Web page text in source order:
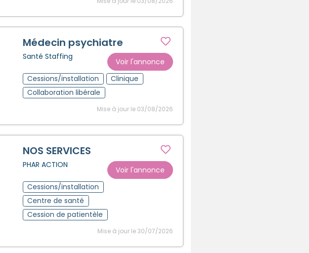
Médecin psychiatre
Santé Staffing
Voir l'annonce
Cessions/installation
Clinique
Collaboration libérale
Mise à jour le 03/08/2026
NOS SERVICES
PHAR ACTION
Voir l'annonce
Cessions/installation
Centre de santé
Cession de patientèle
Mise à jour le 30/07/2026